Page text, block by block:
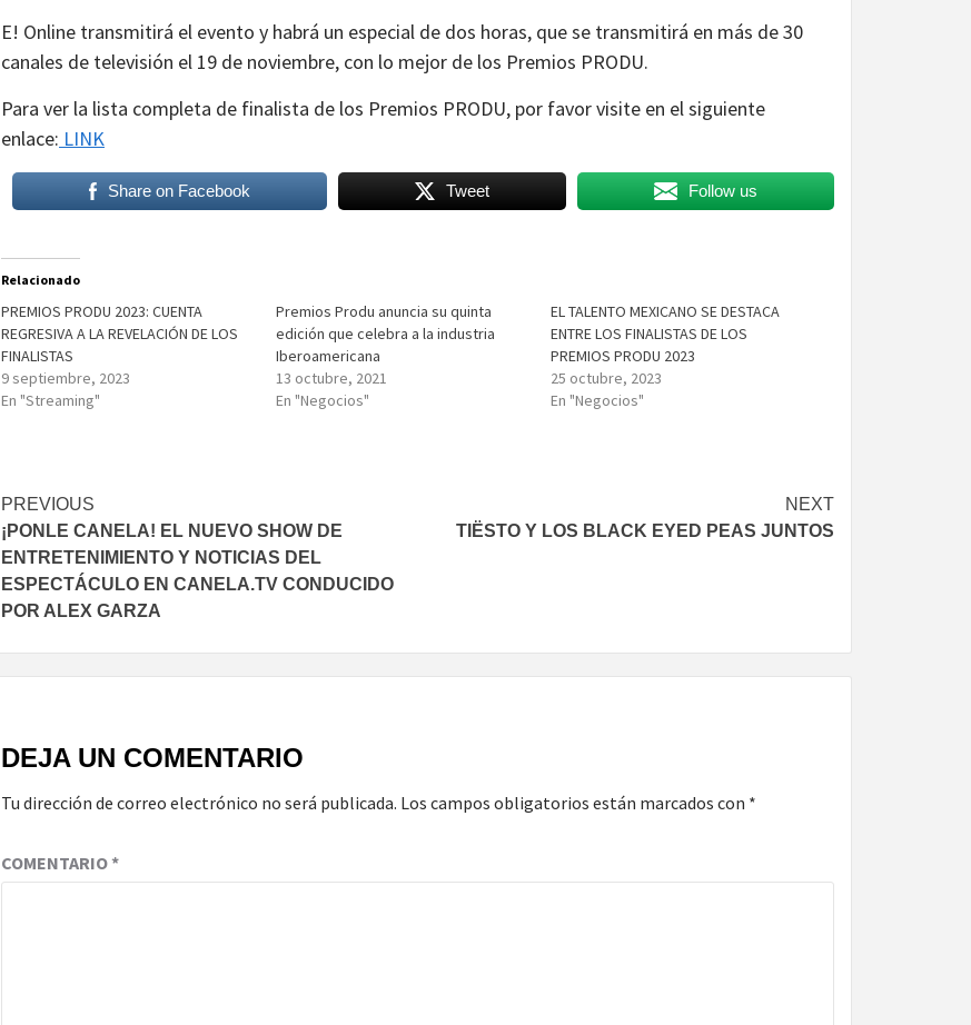
E! Online transmitirá el evento y habrá un especial de dos horas, que se transmitirá en más de 30
canales de televisión el 19 de noviembre, con lo mejor de los Premios PRODU.
Para ver la lista completa de finalista de los Premios PRODU, por favor visite en el siguiente
enlace: LINK
Share on Facebook Tweet Follow us
Relacionado
PREMIOS PRODU 2023: CUENTA
REGRESIVA A LA REVELACIÓN DE LOS
FINALISTAS
9 septiembre, 2023
En "Streaming"
Premios Produ anuncia su quinta
edición que celebra a la industria
Iberoamericana
13 octubre, 2021
En "Negocios"
EL TALENTO MEXICANO SE DESTACA
ENTRE LOS FINALISTAS DE LOS
PREMIOS PRODU 2023
25 octubre, 2023
En "Negocios"
Post
navigation
PREVIOUS
¡PONLE CANELA! EL NUEVO SHOW DE
ENTRETENIMIENTO Y NOTICIAS DEL
ESPECTÁCULO EN CANELA.TV CONDUCIDO
POR ALEX GARZA
NEXT
TIËSTO Y LOS BLACK EYED PEAS JUNTOS
DEJA UN COMENTARIO
Tu dirección de correo electrónico no será publicada. Los campos obligatorios están marcados con *
COMENTARIO*